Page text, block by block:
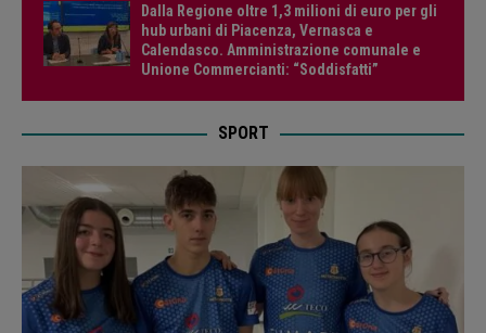
Dalla Regione oltre 1,3 milioni di euro per gli
hub urbani di Piacenza, Vernasca e
Calendasco. Amministrazione comunale e
Unione Commercianti: “Soddisfatti”
SPORT